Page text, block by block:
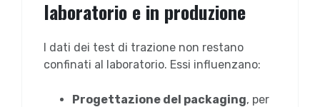
laboratorio e in produzione
I dati dei test di trazione non restano
confinati al laboratorio. Essi influenzano:
Progettazione del packaging, per